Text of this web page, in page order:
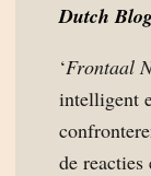
Dutch
‘Frontaal
intelligent
de reacties